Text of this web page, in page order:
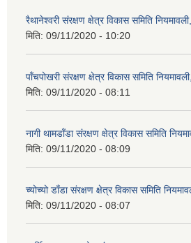
रैथानेश्वरी संरक्षण क्षेत्र विकास समिति
मिति: 09/11/2020 - 10:20
पाँचपोखरी संरक्षण क्षेत्र विकास समिति
मिति: 09/11/2020 - 08:11
नागी थामडाँडा संरक्षण क्षेत्र विकास समिति
मिति: 09/11/2020 - 08:09
च्योच्यो डाँडा संरक्षण क्षेत्र विकास समिति
मिति: 09/11/2020 - 08:07